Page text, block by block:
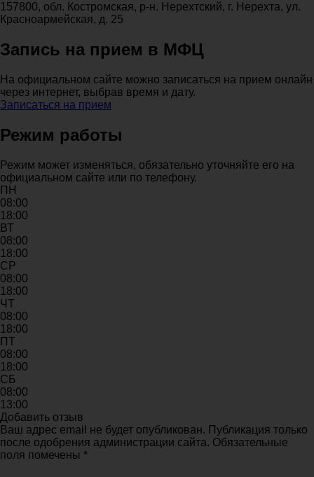
157800, обл. Костромская, р-н. Нерехтский, г. Нерехта, ул.
Красноармейская, д. 25
Запись на прием в МФЦ
На официальном сайте можно записаться на прием онлайн
через интернет, выбрав время и дату.
Записаться на прием
Режим работы
Режим может изменяться, обязательно уточняйте его на
официальном сайте или по телефону.
ПН
08:00
18:00
ВТ
08:00
18:00
СР
08:00
18:00
ЧТ
08:00
18:00
ПТ
08:00
18:00
СБ
08:00
13:00
Добавить отзыв
Ваш адрес email не будет опубликован. Публикация только
после одобрения администрации сайта. Обязательные
поля помечены *